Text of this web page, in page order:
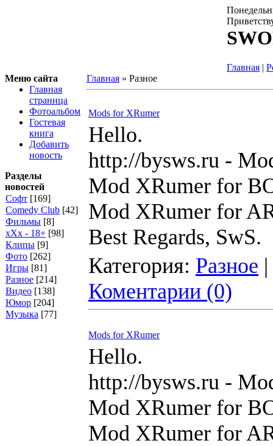
Главная |
Меню сайта
Главная
страница
Фотоальбом
Гостевая
книга
Добавить
новость
Разделы
новостей
Софт [169]
Comedy Club [42]
Фильмы [8]
xXx - 18+ [98]
Клипы [9]
Фото [262]
Игры [81]
Разное [214]
Видео [138]
Юмор [204]
Музыка [77]
Главная » Разное
Mods for XRumer
Hello.
http://bysws.ru -
Mod XRumer for
Mod XRumer for
Best Regards, SwS.
Категория: Разное
Коментарии (0)
Mods for XRumer
Hello.
http://bysws.ru -
Mod XRumer for
Mod XRumer for